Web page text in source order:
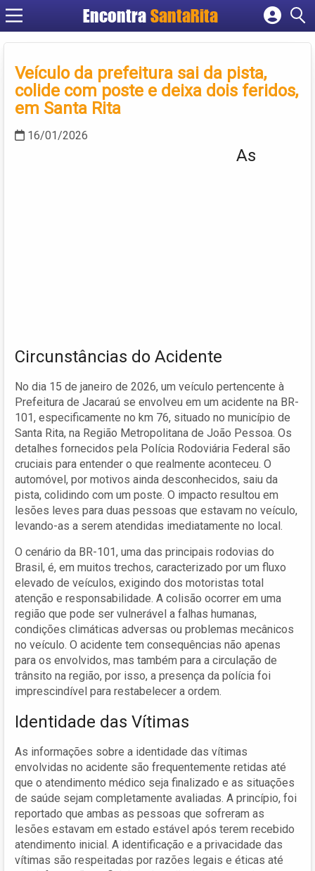
EncontraSantaRita
Cadastrar empresa
Criar conta
Veículo da prefeitura sai da pista,
colide com poste e deixa dois feridos,
em Santa Rita
16/01/2026
As
Circunstâncias do Acidente
No dia 15 de janeiro de 2026, um veículo pertencente à
Prefeitura de Jacaraú se envolveu em um acidente na BR-
101, especificamente no km 76, situado no município de
Santa Rita, na Região Metropolitana de João Pessoa. Os
detalhes fornecidos pela Polícia Rodoviária Federal são
cruciais para entender o que realmente aconteceu. O
automóvel, por motivos ainda desconhecidos, saiu da
pista, colidindo com um poste. O impacto resultou em
lesões leves para duas pessoas que estavam no veículo,
levando-as a serem atendidas imediatamente no local.
O cenário da BR-101, uma das principais rodovias do
Brasil, é, em muitos trechos, caracterizado por um fluxo
elevado de veículos, exigindo dos motoristas total
atenção e responsabilidade. A colisão ocorrer em uma
região que pode ser vulnerável a falhas humanas,
condições climáticas adversas ou problemas mecânicos
no veículo. O acidente tem consequências não apenas
para os envolvidos, mas também para a circulação de
trânsito na região, por isso, a presença da polícia foi
imprescindível para restabelecer a ordem.
Identidade das Vítimas
As informações sobre a identidade das vítimas
envolvidas no acidente são frequentemente retidas até
que o atendimento médico seja finalizado e as situações
de saúde sejam completamente avaliadas. A princípio, foi
reportado que ambas as pessoas que sofreram as
lesões estavam em estado estável após terem recebido
atendimento inicial. A identificação e a privacidade das
vítimas são respeitadas por razões legais e éticas até